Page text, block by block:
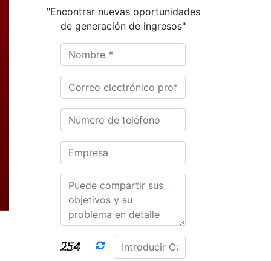
"Encontrar nuevas oportunidades
de generación de ingresos"